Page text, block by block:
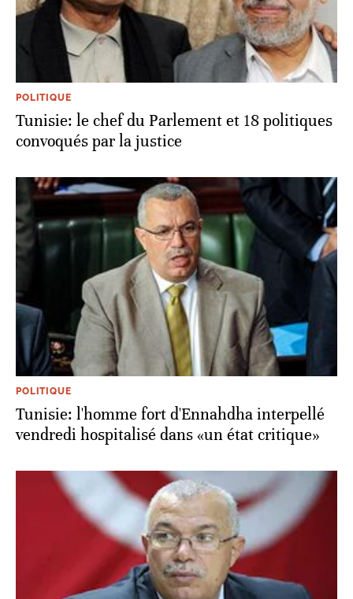
POLITIQUE
Tunisie: le chef du Parlement et 18 politiques
convoqués par la justice
POLITIQUE
Tunisie: l'homme fort d'Ennahdha interpellé
vendredi hospitalisé dans «un état critique»